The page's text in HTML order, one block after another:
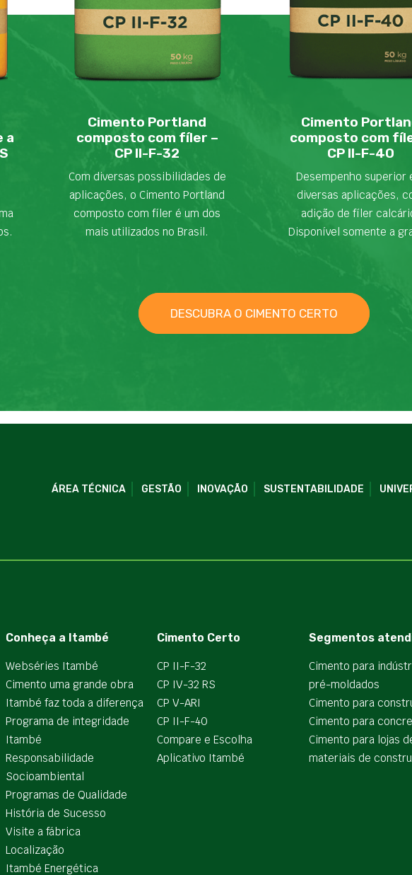
a
Cimento Portland
composto com fíler –
CP II-F-32
Com diversas possibilidades de
aplicações, o Cimento Portland
composto com fíler é um dos
mais utilizados no Brasil.
Cimento
composto com
CP II-F-40
Desempenho superior
diversas aplicações,
adição de fíler
Disponível somente a
DESCUBRA O CIMENTO CERTO
ÁREA TÉCNICA GESTÃO INOVAÇÃO SUSTENTABILIDADE
Conheça a Itambé
Webséries Itambé
Cimento uma grande obra
Itambé faz toda a diferença
Programa de integridade
Itambé
Responsabilidade
Socioambiental
Programas de Qualidade
História de Sucesso
Visite a fábrica
Localização
Itambé Energética
Cimento Certo
CP II-F-32
CP IV-32 RS
CP V-ARI
CP II-F-40
Compare e Escolha
Aplicativo Itambé
Segmentos
Cimento para
pré-moldados
Cimento para
Cimento para
Cimento para lojas
materiais de